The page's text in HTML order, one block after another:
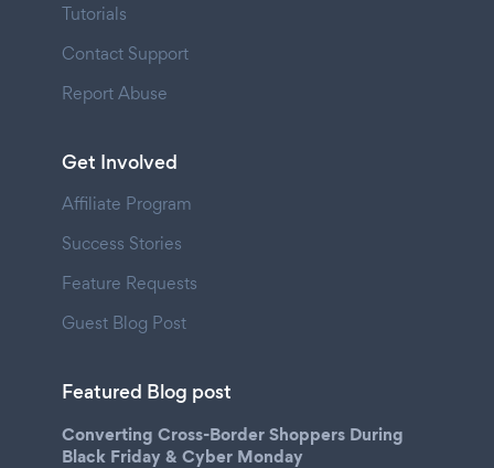
Tutorials
Contact Support
Report Abuse
Get Involved
Affiliate Program
Success Stories
Feature Requests
Guest Blog Post
Featured Blog post
Converting Cross-Border Shoppers During
Black Friday & Cyber Monday